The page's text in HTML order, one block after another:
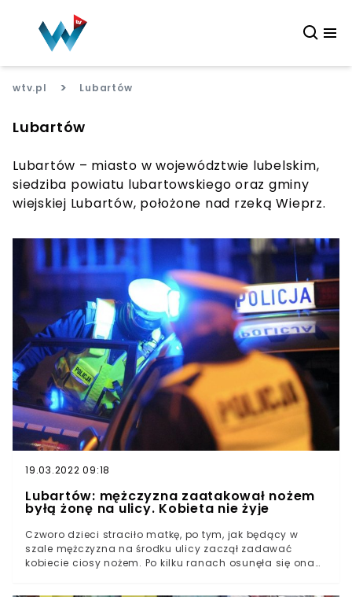
wtv.pl > Lubartów
Lubartów
Lubartów – miasto w województwie lubelskim,
siedziba powiatu lubartowskiego oraz gminy
wiejskiej Lubartów, położone nad rzeką Wieprz.
19.03.2022 09:18
Lubartów: mężczyzna zaatakował nożem
byłą żonę na ulicy. Kobieta nie żyje
Czworo dzieci straciło matkę, po tym, jak będący w
szale mężczyzna na środku ulicy zaczął zadawać
kobiecie ciosy nożem. Po kilku ranach osunęła się ona